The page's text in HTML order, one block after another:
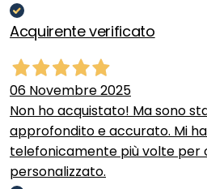
Acquirente verificato
06 Novembre 2025
Non ho acquistato! Ma sono
approfondito e accurato. Mi
telefonicamente più volte per
personalizzato.